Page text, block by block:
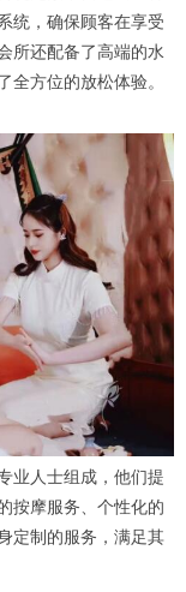
统，确保顾客在享受
所还配备了高端的水
全方位的放松体验。
人士组成，他们提
按摩服务、个性化的
定制的服务，满足其